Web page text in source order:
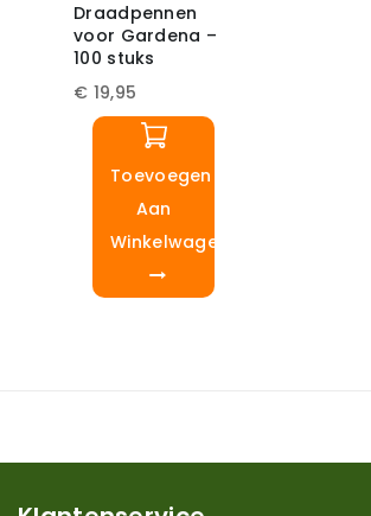
Draadpennen
voor Gardena –
100 stuks
€ 19,95
Toevoegen
Aan
Winkelwagen